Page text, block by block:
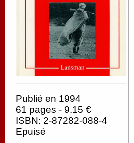
Publié en 1994
61 pages - 9.15 €
ISBN: 2-87282-088-4
Epuisé